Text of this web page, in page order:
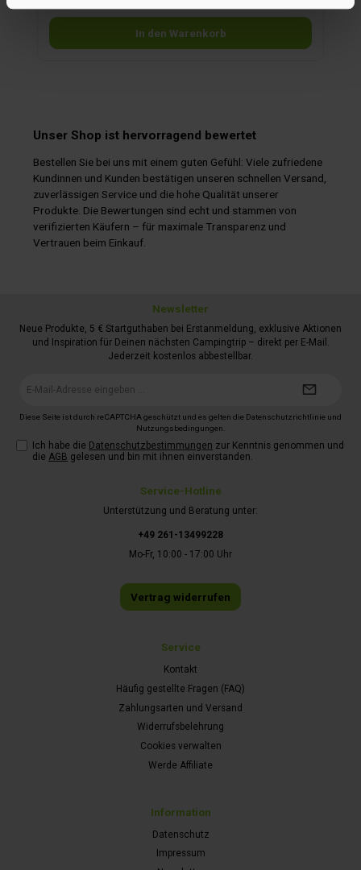
In den Warenkorb
Unser Shop ist hervorragend bewertet
Bestellen Sie bei uns mit einem guten Gefühl: Viele zufriedene
Kundinnen und Kunden bestätigen unseren schnellen Versand,
zuverlässigen Service und die hohe Qualität unserer
Produkte. Die Bewertungen sind echt und stammen von
verifizierten Käufern – für maximale Transparenz und
Vertrauen beim Einkauf.
Service-Hotline
Unterstützung und Beratung unter:
+49 261-13499228
Mo-Fr, 10:00 - 17:00 Uhr
Vertrag widerrufen
Service
Kontakt
Häufig gestellte Fragen (FAQ)
Zahlungsarten und Versand
Widerrufsbelehrung
Cookies verwalten
Werde Affiliate
Information
Datenschutz
Impressum
Newsletter
Neue Produkte, 5 € Startguthaben bei Erstanmeldung, exklusive Aktionen
und Inspiration für Deinen nächsten Campingtrip – direkt per E-Mail.
Jederzeit kostenlos abbestellbar.
Diese Seite ist durch reCAPTCHA geschützt und es gelten die Datenschutzrichtlinie und
Nutzungsbedingungen.
Ich habe die Datenschutzbestimmungen zur Kenntnis genommen und
die AGB gelesen und bin mit ihnen einverstanden.